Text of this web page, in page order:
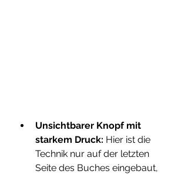
Unsichtbarer Knopf mit
starkem Druck: Hier ist die
Technik nur auf der letzten
Seite des Buches eingebaut,